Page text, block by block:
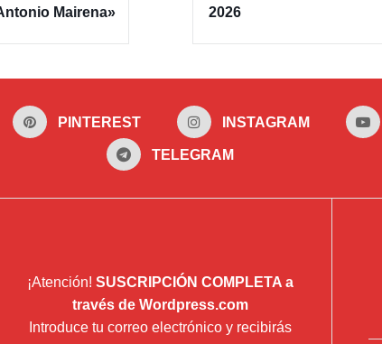
Mairena»
2026
PINTEREST INSTAGRAM
TELEGRAM
¡Atención! SUSCRIPCIÓN COMPLETA a
través de Wordpress.com
Introduce tu correo electrónico y recibirás